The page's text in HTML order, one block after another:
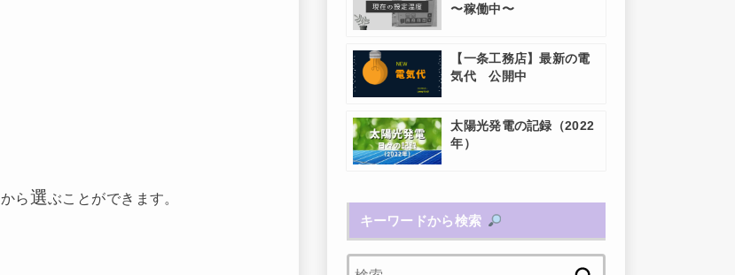
から選ぶことができます。
〜稼働中〜
【一条工務店】最新の電
気代 公開中
太陽光発電の記録（2022
年）
キーワードから検索